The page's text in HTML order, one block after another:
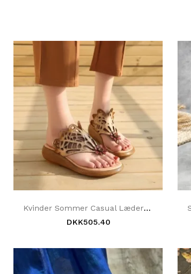
Kvinder Sommer Casual Læder Sko Beige Bærbare Hjemmesko
DKK505.40